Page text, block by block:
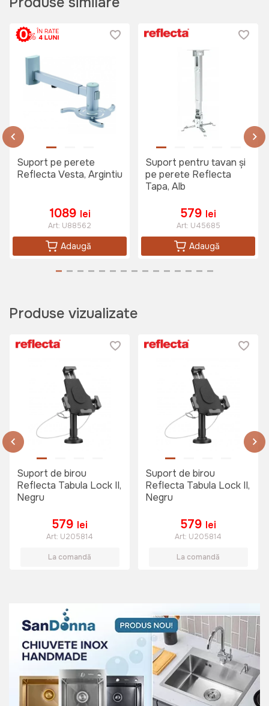
Suport pe perete
Reflecta Vesta, Argintiu
1089 lei
Art: U88562
Adaugă
Suport pentru tavan și
pe perete Reflecta
Tapa, Alb
579 lei
Art: U45685
Adaugă
Produse vizualizate
Suport de birou
Reflecta Tabula Lock II,
Negru
579 lei
Art: U205814
La comandă
Suport de birou
Reflecta Tabula Lock II,
Negru
579 lei
Art: U205814
La comandă